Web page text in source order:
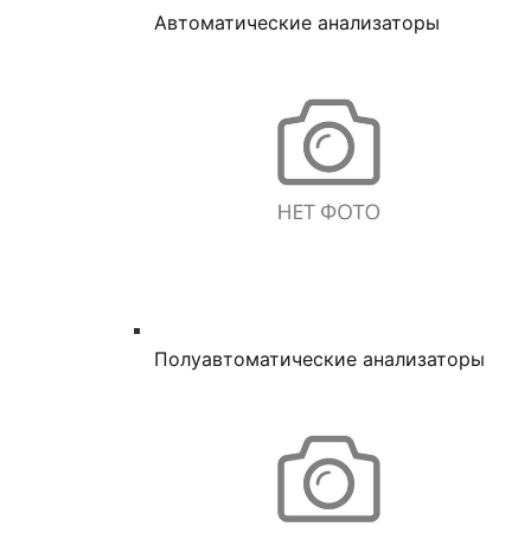
Автоматические анализаторы
Полуавтоматические анализаторы